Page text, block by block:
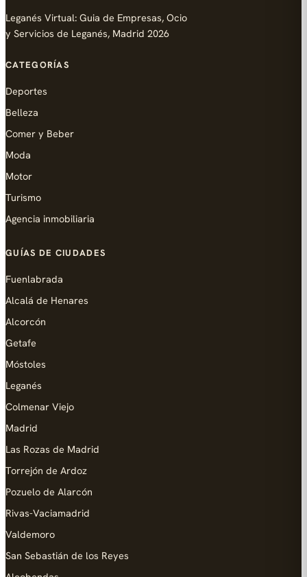
Leganés Virtual: Guia de Empresas, Ocio
y Servicios de Leganés, Madrid 2026
CATEGORÍAS
Deportes
Belleza
Comer y Beber
Moda
Motor
Turismo
Agencia inmobiliaria
GUÍAS DE CIUDADES
Fuenlabrada
Alcalá de Henares
Alcorcón
Getafe
Móstoles
Leganés
Colmenar Viejo
Madrid
Las Rozas de Madrid
Torrejón de Ardoz
Pozuelo de Alarcón
Rivas-Vaciamadrid
Valdemoro
San Sebastián de los Reyes